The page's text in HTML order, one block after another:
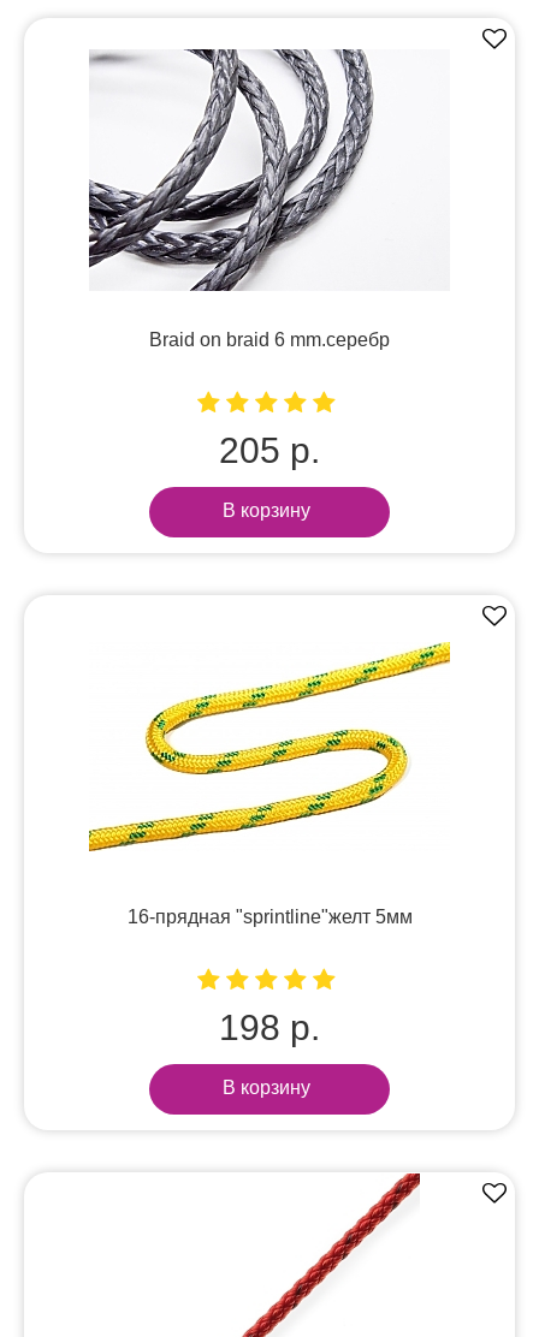
Braid on braid 6 mm.серебр
205 р.
В корзину
16-прядная "sprintline"желт 5мм
198 р.
В корзину